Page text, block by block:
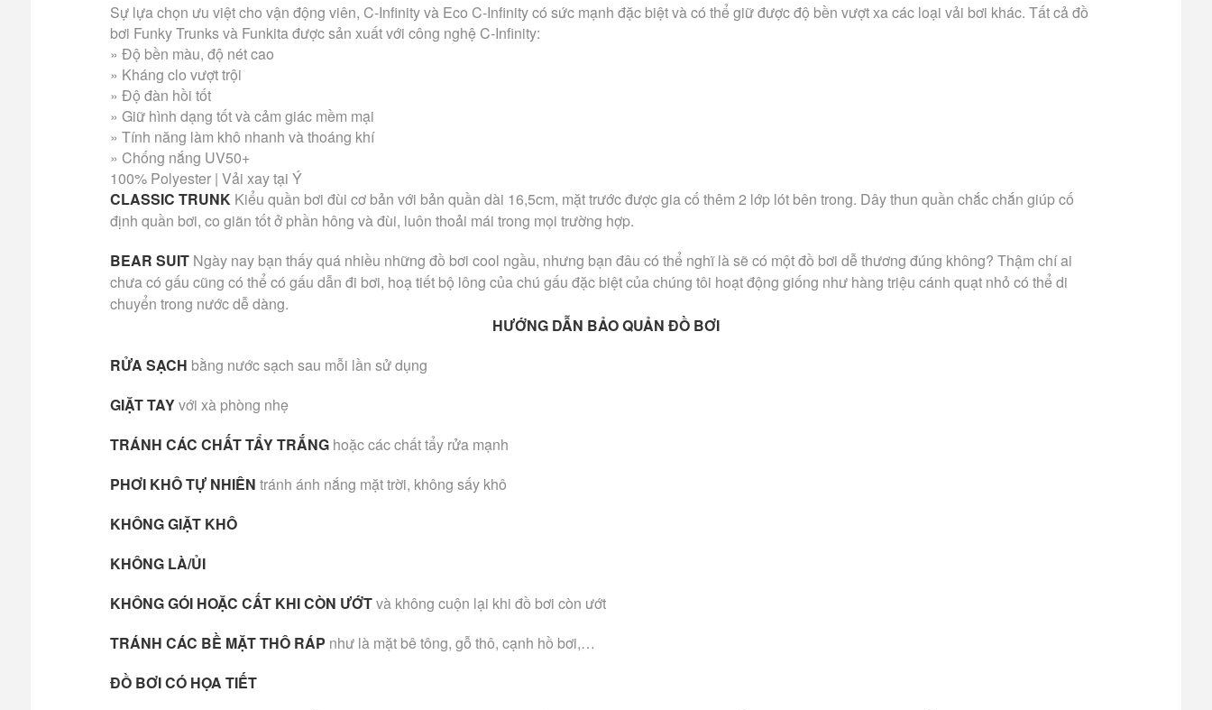
Sự lựa chọn ưu việt cho vận động viên, C-Infinity và Eco C-Infinity có sức mạnh đặc biệt và có thể giữ được độ bền vượt xa các loại vải bơi khác. Tất cả đồ
bơi Funky Trunks và Funkita được sản xuất với công nghệ C-Infinity:
» Độ bền màu, độ nét cao
» Kháng clo vượt trội
» Độ đàn hồi tốt
» Giữ hình dạng tốt và cảm giác mềm mại
» Tính năng làm khô nhanh và thoáng khí
» Chống nắng UV50+
100% Polyester | Vải xay tại Ý
CLASSIC TRUNK Kiểu quần bơi đùi cơ bản với bản quần dài 16,5cm, mặt trước được gia cố thêm 2 lớp lót bên trong. Dây thun quần chắc chắn giúp cố
định quần bơi, co giãn tốt ở phần hông và đùi, luôn thoải mái trong mọi trường hợp.
BEAR SUIT Ngày nay bạn thấy quá nhiều những đồ bơi cool ngầu, nhưng bạn đâu có thể nghĩ là sẽ có một đồ bơi dễ thương đúng không? Thậm chí ai
chưa có gấu cũng có thể có gấu dẫn đi bơi, hoạ tiết bộ lông của chú gấu đặc biệt của chúng tôi hoạt động giống như hàng triệu cánh quạt nhỏ có thể di
chuyển trong nước dễ dàng.
HƯỚNG DẪN BẢO QUẢN ĐỒ BƠI
RỬA SẠCH bằng nước sạch sau mỗi lần sử dụng
GIẶT TAYvới xà phòng nhẹ
TRÁNH CÁC CHẤT TẨY TRẮNGhoặc các chất tẩy rửa mạnh
PHƠI KHÔ TỰ NHIÊN tránh ánh nắng mặt trời, không sấy khô
KHÔNG GIẶT KHÔ
KHÔNG LÀ/ỦI
KHÔNG GÓI HOẶC CẤT KHI CÒN ƯỚTvà không cuộn lại khi đồ bơi còn ướt
TRÁNH CÁC BỀ MẶT THÔ RÁP như là mặt bê tông, gỗ thô, cạnh hồ bơi,…
ĐỒ BƠI CÓ HỌA TIẾT